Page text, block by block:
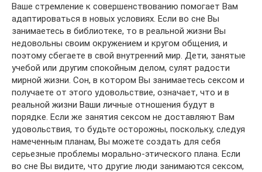
Ваше стремление к совершенствованию помогает Вам
адаптироваться в новых условиях. Если во сне Вы
занимаетесь в библиотеке, то в реальной жизни Вы
недовольны своим окружением и кругом общения, и
поэтому сбегаете в свой внутренний мир. Дети, занятые
учебой или другим спокойным делом, сулят радости
мирной жизни. Сон, в котором Вы занимаетесь сексом и
получаете от этого удовольствие, означает, что и в
реальной жизни Ваши личные отношения будут в
порядке. Если же занятия сексом не доставляют Вам
удовольствия, то будьте осторожны, поскольку, следуя
намеченным планам, Вы можете создать для себя
серьезные проблемы морально-этического плана. Если
во сне Вы видите, что другие люди занимаются сексом,